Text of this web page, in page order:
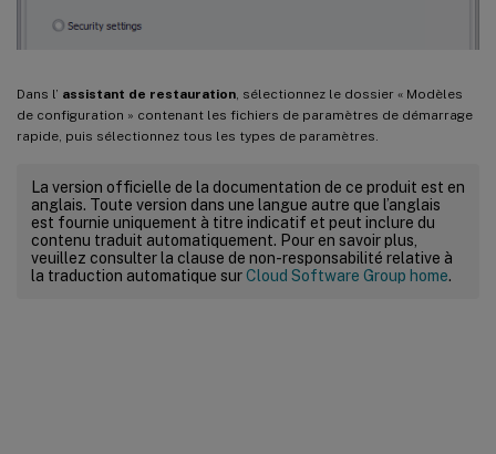
Dans l’ assistant de restauration , sélectionnez le dossier « Modèles
de configuration » contenant les fichiers de paramètres de démarrage
rapide, puis sélectionnez tous les types de paramètres.
La version officielle de la documentation de ce produit est en
anglais. Toute version dans une langue autre que l’anglais
est fournie uniquement à titre indicatif et peut inclure du
contenu traduit automatiquement. Pour en savoir plus,
veuillez consulter la clause de non-responsabilité relative à
la traduction automatique surCloud Software Group home.